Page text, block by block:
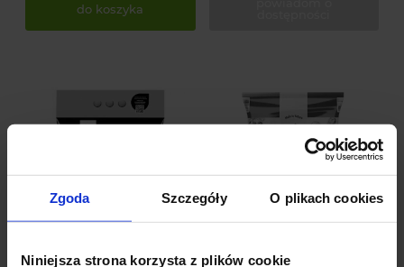
Zgoda Szczegóły O plikach cookies
Niniejsza strona korzysta z plików cookie
do koszyka